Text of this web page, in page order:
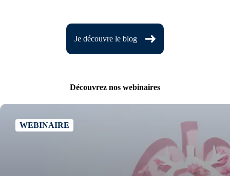
Je découvre le blog
Découvrez nos webinaires
WEBINAIRE